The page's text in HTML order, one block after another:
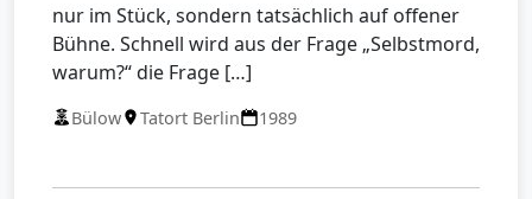
nur im Stück, sondern tatsächlich auf offener
Bühne. Schnell wird aus der Frage „Selbstmord,
warum?“ die Frage […]
Bülow Tatort Berlin 1989